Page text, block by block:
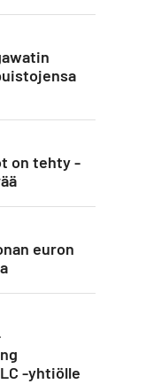
on tehty -
euron
-yhtiölle